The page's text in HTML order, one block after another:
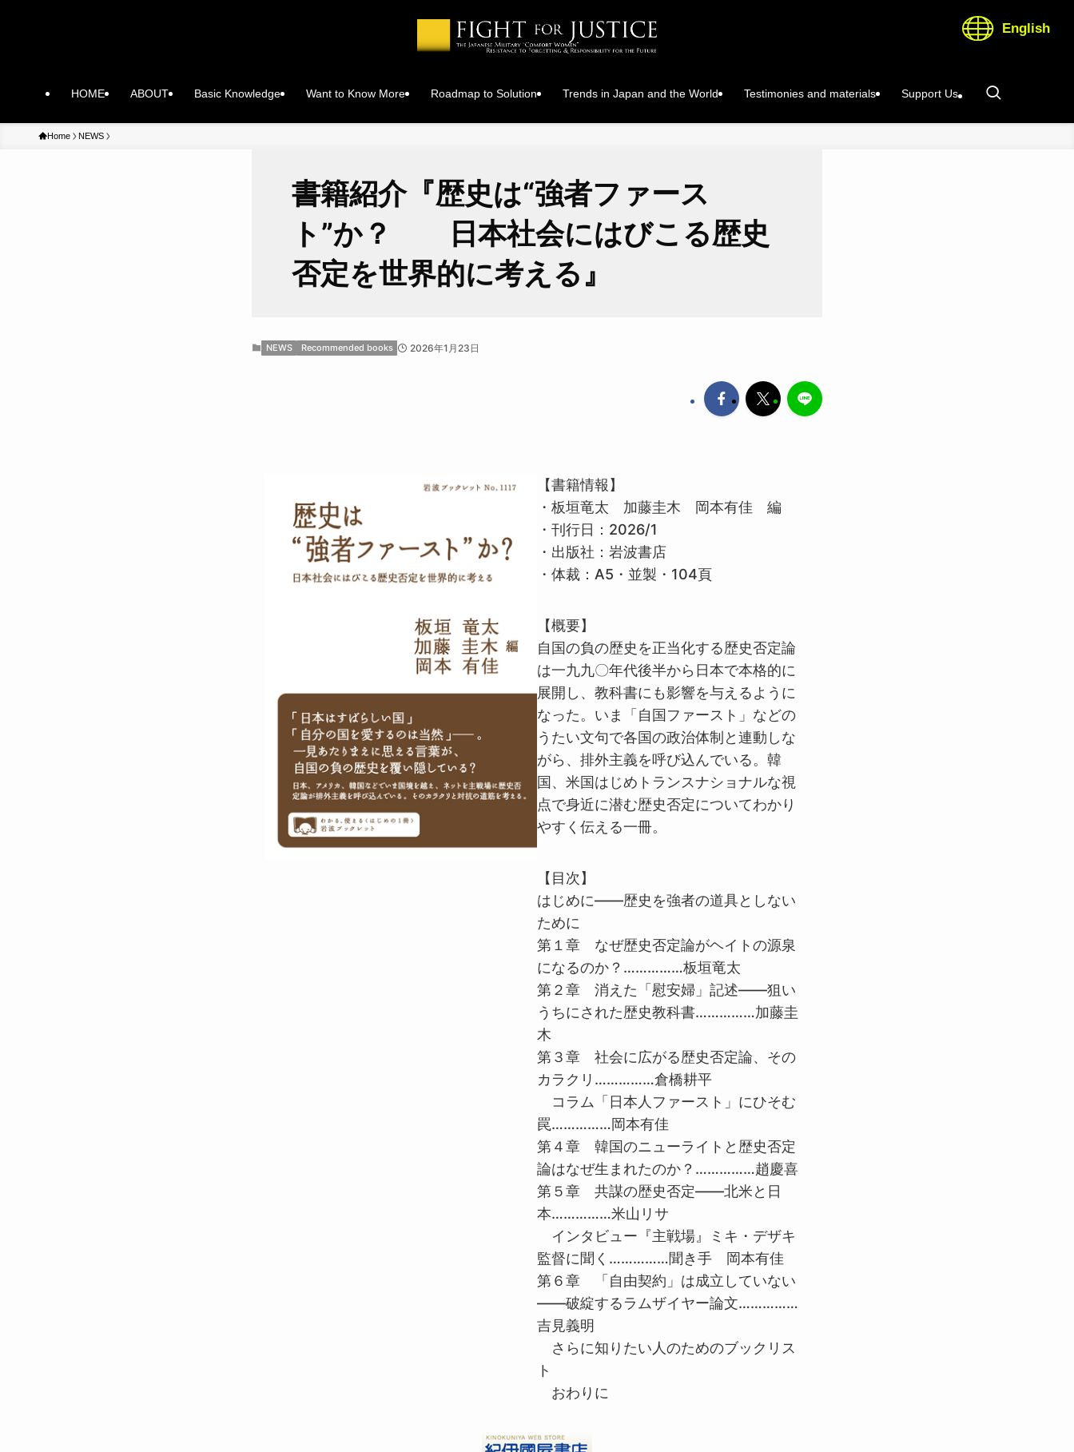
HOME ABOUT Basic Knowledge Want to Know More Roadmap to Solution Trends in Japan and the World Testimonies and materials Support Us
English
Home NEWS
書籍紹介『歴史は“強者ファース
ト”か？ 日本社会にはびこる歴史
否定を世界的に考える』
NEWS Recommended books 2026年1月23日
【書籍情報】
・板垣竜太 加藤圭木 岡本有佳 編
・刊行日： 2026/1
・出版社：岩波書店
・体裁： A5・並製・104頁
【概要】
自国の負の歴史を正当化する歴史否定論
は一九九〇年代後半から日本で本格的に
展開し、教科書にも影響を与えるように
なった。いま「自国ファースト」などの
うたい文句で各国の政治体制と連動しな
がら、排外主義を呼び込んでいる。韓
国、米国はじめトランスナショナルな視
点で身近に潜む歴史否定についてわかり
やすく伝える一冊。
【目次】
はじめに――歴史を強者の道具としない
ために
第１章 なぜ歴史否定論がヘイトの源泉
になるのか？……………板垣竜太
第２章 消えた「慰安婦」記述――狙い
うちにされた歴史教科書……………加藤圭
木
第３章 社会に広がる歴史否定論、その
カラクリ……………倉橋耕平
コラム「日本人ファースト」にひそむ
罠……………岡本有佳
第４章 韓国のニューライトと歴史否定
論はなぜ生まれたのか？……………趙慶喜
第５章 共謀の歴史否定――北米と日
本……………米山リサ
インタビュー『主戦場』ミキ・デザキ
監督に聞く……………聞き手 岡本有佳
第６章 「自由契約」は成立していない
――破綻するラムザイヤー論文……………
吉見義明
さらに知りたい人のためのブックリス
ト
おわりに